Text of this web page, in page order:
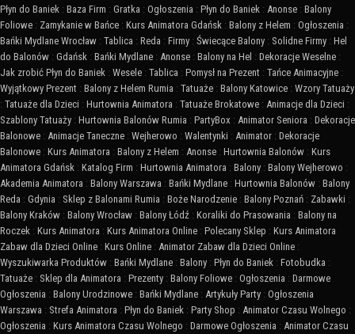
Płyn do Baniek : Baza Firm : Gratka : Ogłoszenia : Płyn do Baniek : Anonse : Balony
Foliowe : Zamykanie w Bańce : Kurs Animatora Gdańsk : Balony z Helem : Ogłoszenia :
Bańki Mydlane Wrocław : Tablica : Reda : Firmy : Świecące Balony : Solidne Firmy : Hel
do Balonów : Gdańsk : Bańki Mydlane : Anonse : Balony na Hel : Dekoracje Weselne :
Jak zrobić Płyn do Baniek : Wesele : Tablica : Pomysł na Prezent : Tańce Animacyjne :
Wyjątkowy Prezent : Balony z Helem Rumia : Tatuaże : Balony Katowice : Wzory Tatuaży
: Tatuaże dla Dzieci : Hurtownia Animatora : Tatuaże Brokatowe : Animacje dla Dzieci :
Szablony Tatuaży : Hurtownia Balonów Rumia : PartyBox : Animator Seniora : Dekoracje
Balonowe : Animacje Taneczne : Wejherowo : Walentynki : Animator : Dekoracje
Balonowe : Kurs Animatora : Balony z Helem : Anonse : Hurtownia Balonów : Kurs
Animatora Gdańsk : Katalog Firm : Hurtownia Animatora : Balony : Balony Wejherowo :
Akademia Animatora : Balony Warszawa : Bańki Mydlane : Hurtownia Balonów : Balony
Reda : Gdynia : Sklep z Balonami Rumia : Boże Narodzenie : Balony Poznań : Zabawki :
Balony Kraków : Balony Wrocław : Balony Łódź : Koraliki do Prasowania : Balony na
Roczek : Kurs Animatora : Kurs Animatora Online : Polecany Sklep : Kurs Animatora
Zabaw dla Dzieci Online : Kurs Online : Animator Zabaw dla Dzieci Online :
Wyszukiwarka Produktów : Bańki Mydlane : Balony : Płyn do Baniek : Fotobudka :
Tatuaże : Sklep dla Animatora : Prezenty : Balony Foliowe : Ogłoszenia : Darmowe
Ogłoszenia : Balony Urodzinowe : Bańki Mydlane : Artykuły Party : Ogłoszenia
Warszawa : Strefa Animatora : Płyn do Baniek : Party Shop : Animator Czasu Wolnego :
Ogłoszenia : Kurs Animatora Czasu Wolnego : Darmowe Ogłoszenia : Animator Czasu